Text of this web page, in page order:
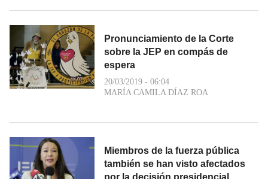
Pronunciamiento de la Corte
sobre la JEP en compás de
espera
20/03/2019 - 06:04
MARÍA CAMILA DÍAZ ROA
Miembros de la fuerza pública
también se han visto afectados
por la decisión presidencial